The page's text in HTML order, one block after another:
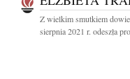
Z wielkim smutkiem
sierpnia 2021 r. odeszła